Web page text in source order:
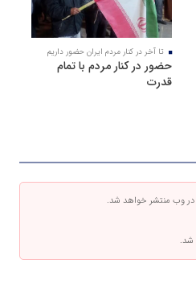
تا آخر در کنار مردم ایران حضور داریم
حضور در کنار مردم با تمام
قدرت
در وب منتشر خواهد شد.
شد.